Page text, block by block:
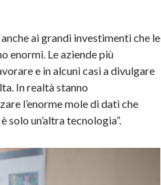
ai grandi investimenti che le
enormi. Le aziende più
e in alcuni casi a divulgare
In realtà stanno
l’enorme mole di dati che
solo un’altra tecnologia”.